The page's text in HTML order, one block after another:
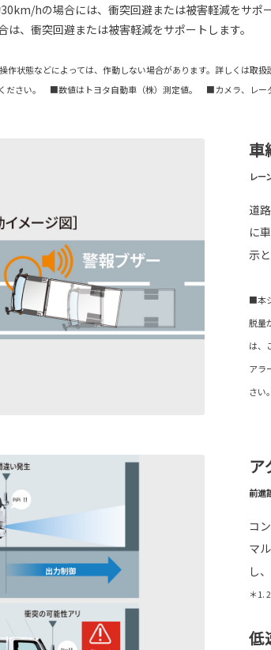
hの場合には、衝突回避または被害軽減をサ
、衝突回避または被害軽減をサポートします。
作状態などによっては、作動しない場合があります。詳しくは
ださい。 ■数値はトヨタ自動車（株）測定値。 ■カメラ、レー
車
レー
道
に
示
■本
脱量
は、
アラ
さい
ア
前進
コ
マ
し
＊1.
低